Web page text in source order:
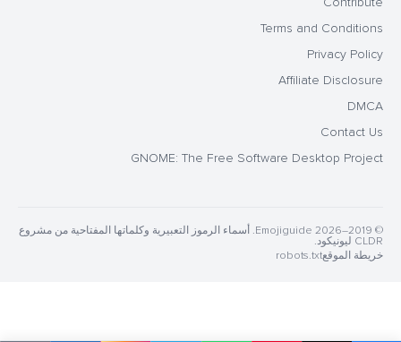
Terms and Conditions
Privacy Policy
Affiliate Disclosure
DMCA
Contact Us
GNOME: The Free Software Desktop Project
© 2019–2026 Emojiguide. أسماء الرموز التعبيرية وكلماتها المفتاحية من مشروع
CLDR ليونيكود.
خريطة الموقعrobots.txt